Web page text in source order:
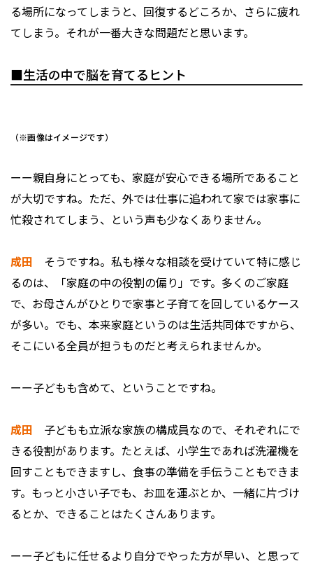
る場所になってしまうと、回復するどころか、さらに疲れ
てしまう。それが一番大きな問題だと思います。
■生活の中で脳を育てるヒント
（※画像はイメージです）
ーー親自身にとっても、家庭が安心できる場所であること
が大切ですね。ただ、外では仕事に追われて家では家事に
忙殺されてしまう、という声も少なくありません。
成田 そうですね。私も様々な相談を受けていて特に感じ
るのは、「家庭の中の役割の偏り」です。多くのご家庭
で、お母さんがひとりで家事と子育てを回しているケース
が多い。でも、本来家庭というのは生活共同体ですから、
そこにいる全員が担うものだと考えられませんか。
ーー子どもも含めて、ということですね。
成田 子どもも立派な家族の構成員なので、それぞれにで
きる役割があります。たとえば、小学生であれば洗濯機を
回すこともできますし、食事の準備を手伝うこともできま
す。もっと小さい子でも、お皿を運ぶとか、一緒に片づけ
るとか、できることはたくさんあります。
ーー子どもに任せるより自分でやった方が早い、と思って